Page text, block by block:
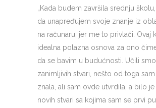
„Kada budem završila srednju
da unapređujem svoje znanje iz
na računaru, jer me to privlači. Ovaj
idealna polazna osnova za ono
da se bavim u budućnosti. Učili
zanimljivih stvari, nešto od toga
znala, ali sam ovde utvrdila, a bilo
novih stvari sa kojima sam se prvi